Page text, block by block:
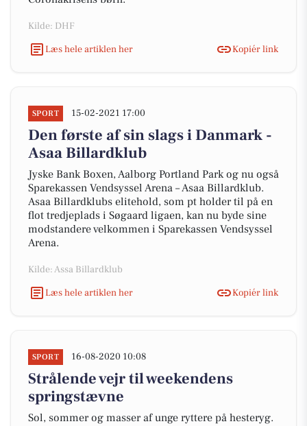
Kilde: DHF
Læs hele artiklen her
Kopiér link
SPORT 15-02-2021 17:00
Den første af sin slags i Danmark -
Asaa Billardklub
Jyske Bank Boxen, Aalborg Portland Park og nu også
Sparekassen Vendsyssel Arena – Asaa Billardklub.
Asaa Billardklubs elitehold, som pt holder til på en
flot tredjeplads i Søgaard ligaen, kan nu byde sine
modstandere velkommen i Sparekassen Vendsyssel
Arena.
Kilde: Assa Billardklub
Læs hele artiklen her
Kopiér link
SPORT 16-08-2020 10:08
Strålende vejr til weekendens
springstævne
Sol, sommer og masser af unge ryttere på hesteryg.